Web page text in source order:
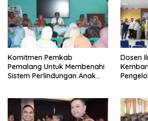
Komitmen Pemkab
Pemalang Untuk Membenahi
Sistem Perlindungan Anak
Dosen